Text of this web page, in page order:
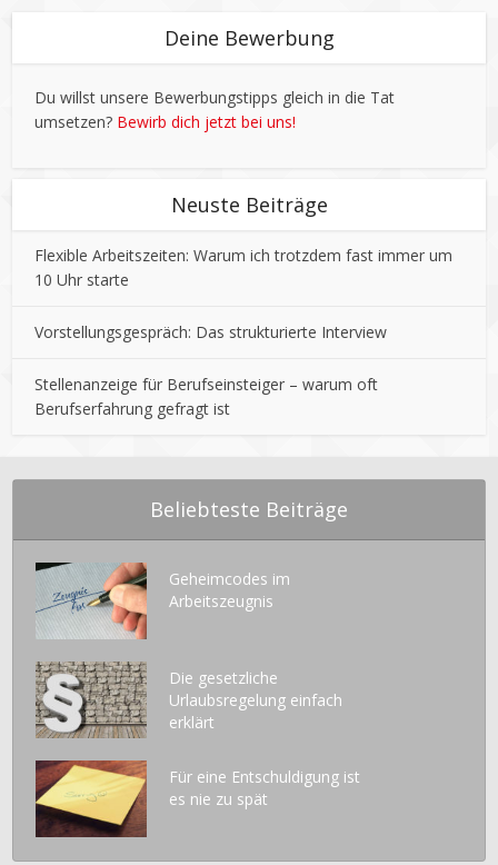
Deine Bewerbung
Du willst unsere Bewerbungstipps gleich in die Tat
umsetzen? Bewirb dich jetzt bei uns!
Neuste Beiträge
Flexible Arbeitszeiten: Warum ich trotzdem fast immer um
10 Uhr starte
Vorstellungsgespräch: Das strukturierte Interview
Stellenanzeige für Berufseinsteiger – warum oft
Berufserfahrung gefragt ist
Beliebteste Beiträge
Geheimcodes im
Arbeitszeugnis
Die gesetzliche
Urlaubsregelung einfach
erklärt
Für eine Entschuldigung ist
es nie zu spät